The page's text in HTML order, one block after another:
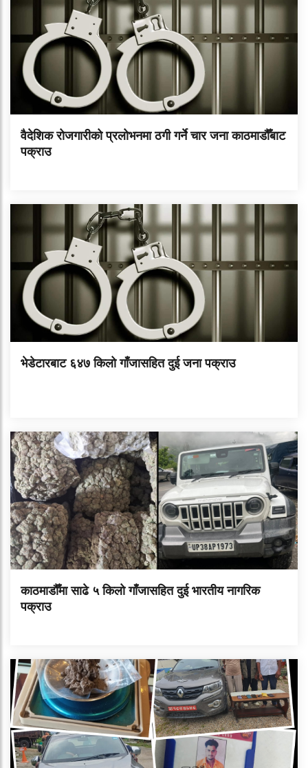
वैदेशिक रोजगारीको प्रलोभनमा ठगी गर्ने चार जना काठमाडौँबाट
पक्राउ
भेडेटारबाट ६४७ किलो गाँजासहित दुई जना पक्राउ
काठमाडौँमा साढे ५ किलो गाँजासहित दुई भारतीय नागरिक
पक्राउ